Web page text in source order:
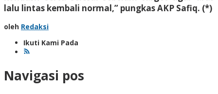
lalu lintas kembali normal,” pungkas AKP Safiq. (*)
oleh Redaksi
Ikuti Kami Pada
Navigasi pos